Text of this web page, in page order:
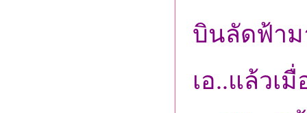
บินลัดฟ้า
เอ..แล้วเ